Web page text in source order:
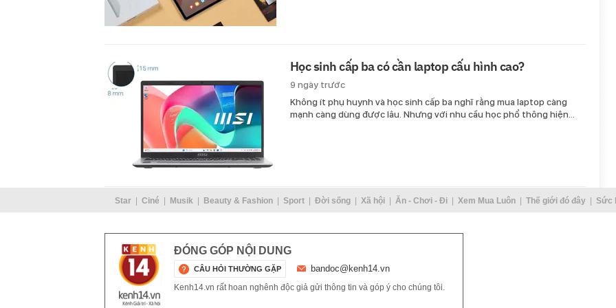
Học sinh cấp ba có cần laptop cấu hình cao?
9 ngày trước
Không ít phụ huynh và học sinh cấp ba nghĩ rằng mua laptop càng
mạnh càng dùng được lâu. Nhưng với nhu cầu học phổ thông hiện…
Star Ciné Musik Beauty & Fashion Sport Đời sống Xã hội Ăn - Chơi - Đi Xem Mua Luôn Thế giới đó đây Sức
ĐÓNG GÓP NỘI DUNG
CÂU HỎI THƯỜNG GẶP bandoc@kenh14.vn
Kenh14.vn rất hoan nghênh độc giả gửi thông tin và góp ý cho chúng tôi.